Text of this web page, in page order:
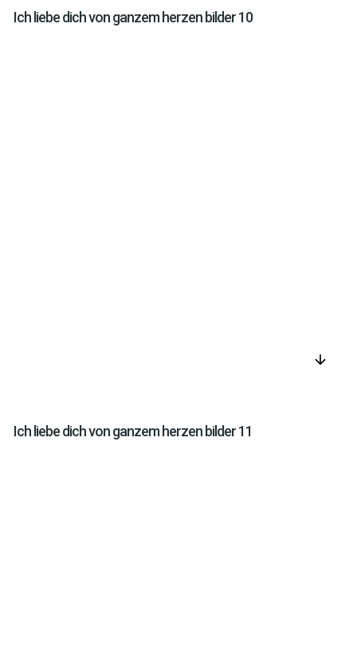
Ich liebe dich von ganzem herzen bilder 10
arrow_downward
Ich liebe dich von ganzem herzen bilder 11